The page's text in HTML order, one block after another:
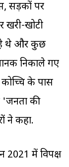
सड़कों पर
खरी-खोटी
थे और कुछ
निकाले गए
के पास
'जनता की
ने कहा.
में विपक्ष